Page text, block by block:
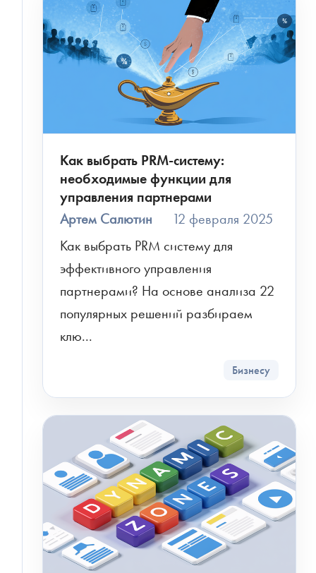
Как выбрать PRM-систему:
необходимые функции для
управления партнерами
Артем Салютин
12 февраля 2025
Как выбрать PRM систему для
эффективного управления
партнерами? На основе анализа 22
популярных решений разбираем
клю...
Бизнесу